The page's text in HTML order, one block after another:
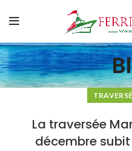
La traversée
décembre